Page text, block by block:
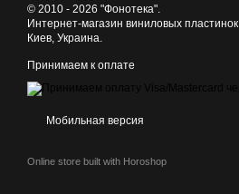
© 2010 - 2026 "Фонотека".
Интернет-магазин виниловых пластинок.
Киев, Украина.
Принимаем к оплате
Мобильная версия
Online store built with Horoshop